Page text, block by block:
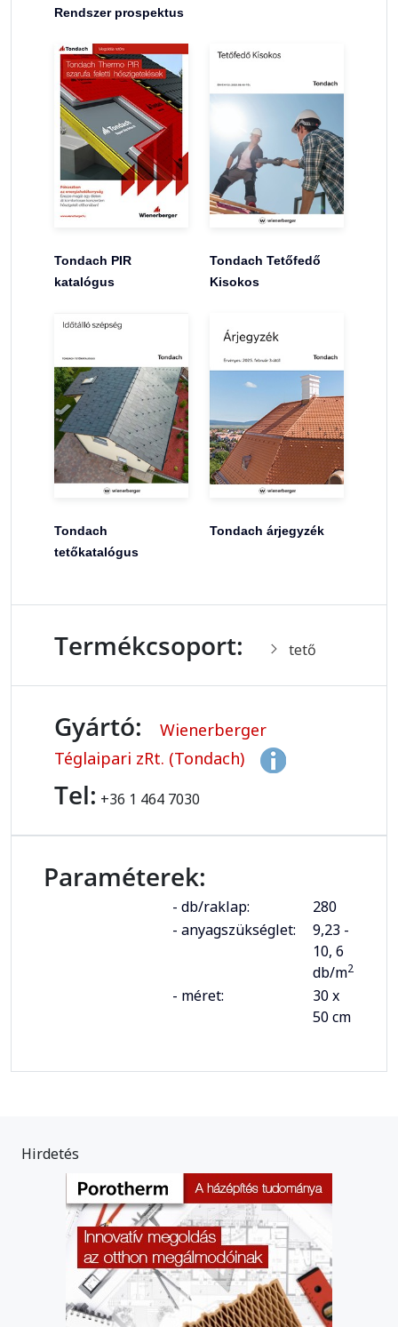
Rendszer prospektus
Tondach PIR
katalógus
Tondach Tetőfedő
Kisokos
Tondach
tetőkatalógus
Tondach árjegyzék
Termékcsoport: tető
Gyártó:
Wienerberger
Téglaipari zRt. (Tondach)
Tel: +36 1 464 7030
Paraméterek:
- db/raklap:
280
- anyagszükséglet:
9,23 -
10, 6
db/m2
- méret:
30 x
50 cm
Hirdetés